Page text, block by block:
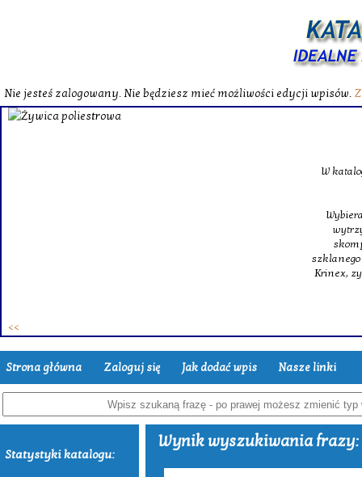
Nie jesteś zalogowany. Nie będziesz mieć możliwości edycji wpisów.
W
szklanego
Krinex,
Strona główna Zaloguj się Jak dodać wpis Nasze linki
Statystyki katalogu:
Wynik wyszukiwania